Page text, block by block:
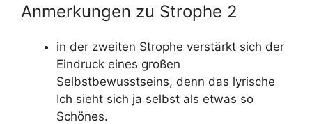
Anmerkungen zu Strophe 2
in der zweiten Strophe verstärkt sich der
Eindruck eines großen
Selbstbewusstseins, denn das lyrische
Ich sieht sich ja selbst als etwas so
Schönes.